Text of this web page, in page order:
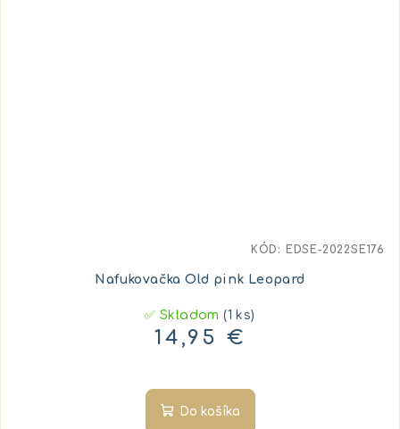
Nafukovačka Old pink Leopard
✅ Skladom(1 ks)
14,95 €
Do košíka
KÓD: EDSE-2022SE176